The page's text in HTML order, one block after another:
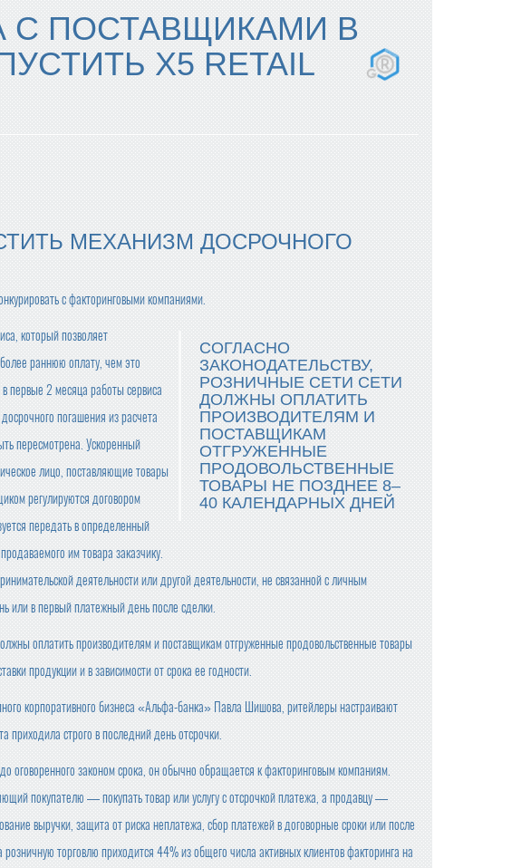
С ПОСТАВЩИКАМИ В
X5 RETAIL
МЕХАНИЗМ ДОСРОЧНОГО
с факторинговыми компаниями.
СОГЛАСНО
ЗАКОНОДАТЕЛЬСТВУ,
РОЗНИЧНЫЕ СЕТИ СЕТИ
ДОЛЖНЫ ОПЛАТИТЬ
ПРОИЗВОДИТЕЛЯМ И
ПОСТАВЩИКАМ
ОТГРУЖЕННЫЕ
ПРОДОВОЛЬСТВЕННЫЕ
ТОВАРЫ НЕ ПОЗДНЕЕ 8–
40 КАЛЕНДАРНЫХ ДНЕЙ
который позволяет
раннюю оплату, чем это
первые 2 месяца работы сервиса
погашения из расчета
пересмотрена. Ускоренный
лицо, поставляющие товары
регулируются договором
передать в определенный
им товара заказчику.
деятельности или другой деятельности, не связанной с личным
или в первый платежный день после сделки.
оплатить производителям и поставщикам отгруженные продовольственные товары
продукции и в зависимости от срока ее годности.
корпоративного бизнеса «Альфа-банка» Павла Шишова, ритейлеры настраивают
приходила строго в последний день отсрочки.
оговоренного законом срока, он обычно обращается к факторинговым компаниям.
покупателю — покупать товар или услугу с отсрочкой платежа, а продавцу —
выручки, защита от риска неплатежа, сбор платежей в договорные сроки или после
торговлю приходится 44% из общего числа активных клиентов факторинга на